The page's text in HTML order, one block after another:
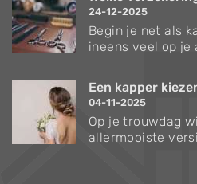
24-12-2025
Begin je net als
ineens veel op je
Een kapper
04-11-2025
Op je trouwdag
allermooiste